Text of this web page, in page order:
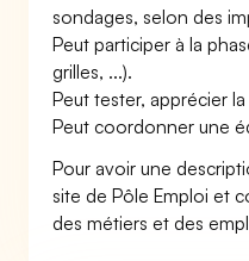
sondages, selon des
Peut participer à la
grilles, ...).
Peut tester, apprécier
Peut coordonner une
Pour avoir une
site de Pôle Emploi et
des métiers et des